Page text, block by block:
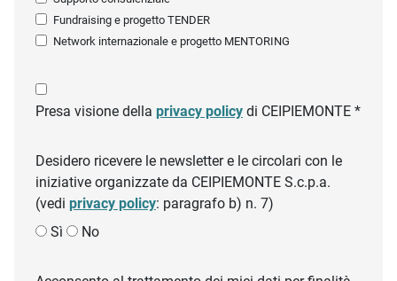
Fundraising e progetto TENDER
Network internazionale e progetto MENTORING
Presa visione della privacy policy di CEIPIEMONTE *
Desidero ricevere le newsletter e le circolari con le
iniziative organizzate da CEIPIEMONTE S.c.p.a.
(vedi privacy policy: paragrafo b) n. 7)
Sì
No